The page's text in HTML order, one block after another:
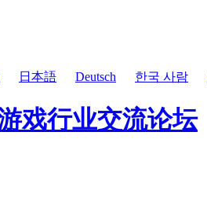
日本語 Deutsch 한국 사람